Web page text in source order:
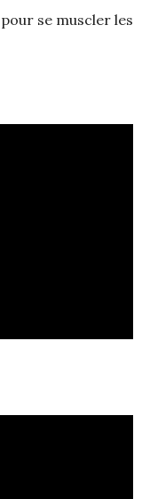
se muscler les